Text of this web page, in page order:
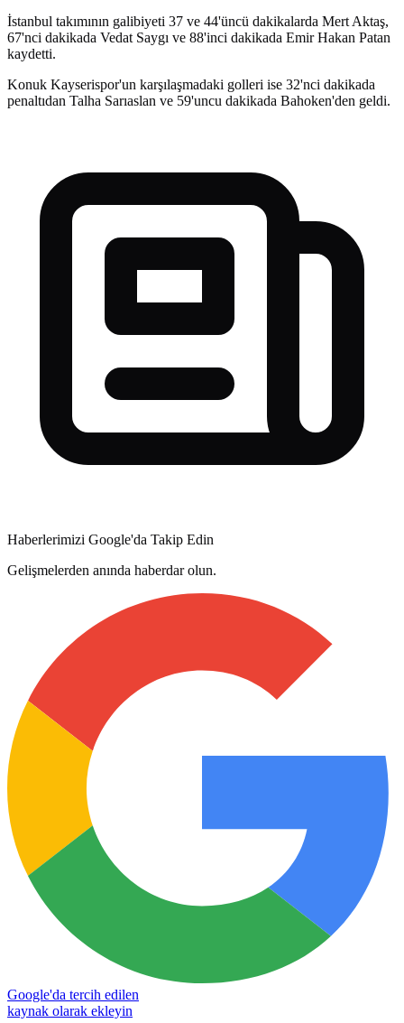
İstanbul takımının galibiyeti 37 ve 44'üncü dakikalarda Mert Aktaş,
67'nci dakikada Vedat Saygı ve 88'inci dakikada Emir Hakan Patan
kaydetti.
Konuk Kayserispor'un karşılaşmadaki golleri ise 32'nci dakikada
penaltıdan Talha Sarıaslan ve 59'uncu dakikada Bahoken'den geldi.
Haberlerimizi Google'da Takip Edin
Gelişmelerden anında haberdar olun.
Google'da tercih edilen
kaynak olarak ekleyin